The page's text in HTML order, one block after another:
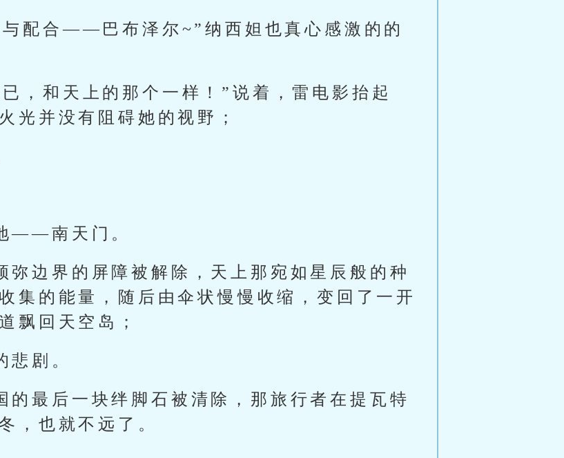
与配合——巴布泽尔~”纳西妲也真心感激的的
，和天上的那个一样！”说着，雷电影抬起
光并没有阻碍她的视野；
——南天门。
弥边界的屏障被解除，天上那宛如星辰般的种
集的能量，随后由伞状慢慢收缩，变回了一开
飘回天空岛；
悲剧。
的最后一块绊脚石被清除，那旅行者在提瓦特
，也就不远了。